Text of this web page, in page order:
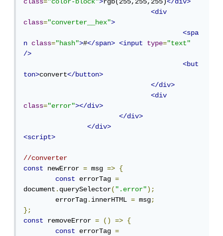
class="color-block">rgb(255,255,255)</div>
<div
class="converter__hex">
<spa
n
class="hash">#</span> <input type="text"
/>
<but
ton>convert</button>
</div>
<div
class="error"></div>
</div>
</div>
<script>
//converter
const
newError = msg =>
{
const
errorTag =
document.querySelector(".error");
	errorTag
.innerHTML = msg;
};
const
removeError = () =>
{
const
errorTag =